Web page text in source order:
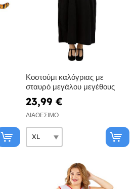
Κοστούμι καλόγριας με
σταυρό μεγάλου μεγέθους
23,99 €
ΔΙΑΘΈΣΙΜΟ